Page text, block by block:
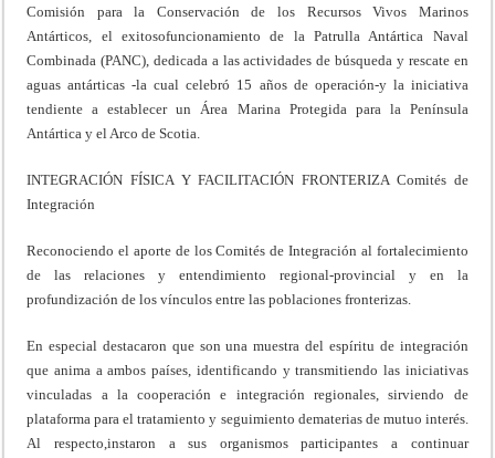
Comisión para la Conservación de los Recursos Vivos Marinos
Antárticos, el exitosofuncionamiento de la Patrulla Antártica Naval
Combinada (PANC), dedicada a las actividades de búsqueda y rescate en
aguas antárticas -la cual celebró 15 años de operación-y la iniciativa
tendiente a establecer un Área Marina Protegida para la Península
Antártica y el Arco de Scotia.
INTEGRACIÓN FÍSICA Y FACILITACIÓN FRONTERIZA Comités de
Integración
Reconociendo el aporte de los Comités de Integración al fortalecimiento
de las relaciones y entendimiento regional-provincial y en la
profundización de los vínculos entre las poblaciones fronterizas.
En especial destacaron que son una muestra del espíritu de integración
que anima a ambos países, identificando y transmitiendo las iniciativas
vinculadas a la cooperación e integración regionales, sirviendo de
plataforma para el tratamiento y seguimiento dematerias de mutuo interés.
Al respecto,instaron a sus organismos participantes a continuar